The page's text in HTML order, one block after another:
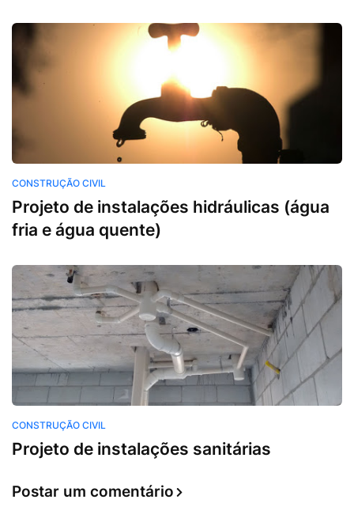
CONSTRUÇÃO CIVIL
Projeto de instalações hidráulicas (água
fria e água quente)
CONSTRUÇÃO CIVIL
Projeto de instalações sanitárias
Postar um comentário